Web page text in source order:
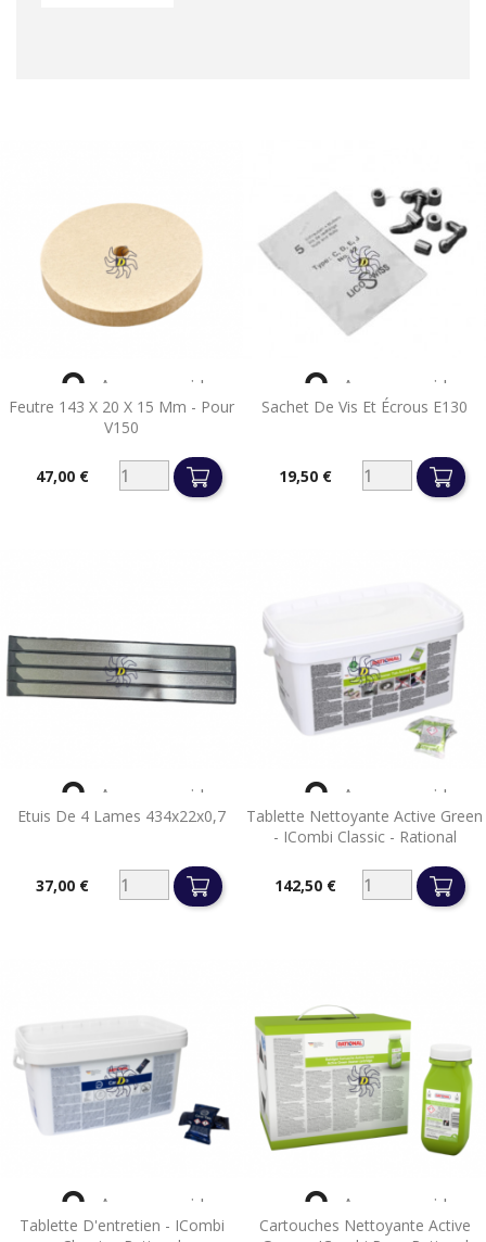
Feutre 143 X 20 X 15 Mm - Pour
V150
47,00 €
 Aperçu rapide
Sachet De Vis Et Écrous E130
19,50 €
 Aperçu rapide
Etuis De 4 Lames 434x22x0,7
37,00 €
 Aperçu rapide
Tablette Nettoyante Active Green
- ICombi Classic - Rational
142,50 €
 Aperçu rapide
Tablette D'entretien - ICombi
 Aperçu rapide
Cartouches Nettoyante Active
 Aperçu rapide